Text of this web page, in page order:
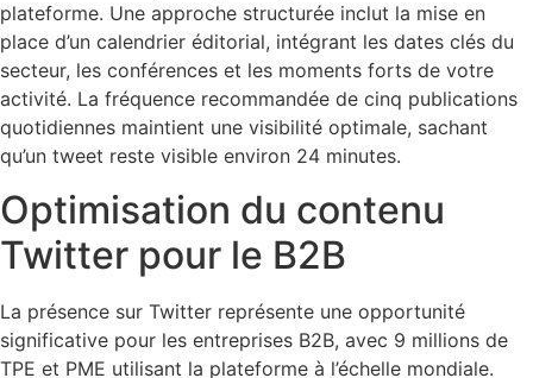
plateforme. Une approche structurée inclut la mise en
place d’un calendrier éditorial, intégrant les dates clés du
secteur, les conférences et les moments forts de votre
activité. La fréquence recommandée de cinq publications
quotidiennes maintient une visibilité optimale, sachant
qu’un tweet reste visible environ 24 minutes.
Optimisation du contenu
Twitter pour le B2B
La présence sur Twitter représente une opportunité
significative pour les entreprises B2B, avec 9 millions de
TPE et PME utilisant la plateforme à l’échelle mondiale.